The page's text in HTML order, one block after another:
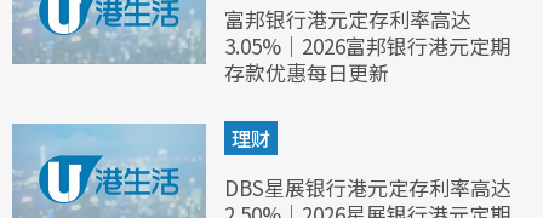
富邦银行港元定存利率高达
3.05%｜2026富邦银行港元定期
存款优惠每日更新
理财
DBS星展银行港元定存利率高达